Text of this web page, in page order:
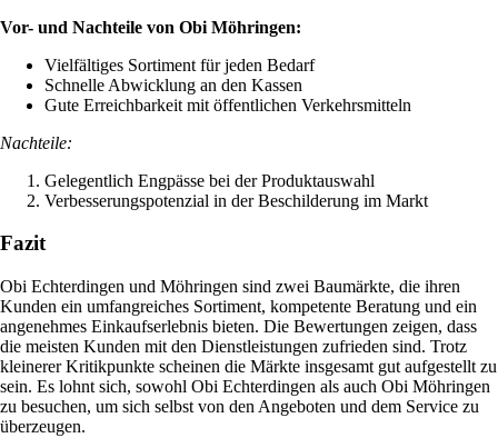
Vor- und Nachteile von Obi Möhringen:
Vielfältiges Sortiment für jeden Bedarf
Schnelle Abwicklung an den Kassen
Gute Erreichbarkeit mit öffentlichen Verkehrsmitteln
Nachteile:
Gelegentlich Engpässe bei der Produktauswahl
Verbesserungspotenzial in der Beschilderung im Markt
Fazit
Obi Echterdingen und Möhringen sind zwei Baumärkte, die ihren
Kunden ein umfangreiches Sortiment, kompetente Beratung und ein
angenehmes Einkaufserlebnis bieten. Die Bewertungen zeigen, dass
die meisten Kunden mit den Dienstleistungen zufrieden sind. Trotz
kleinerer Kritikpunkte scheinen die Märkte insgesamt gut aufgestellt zu
sein. Es lohnt sich, sowohl Obi Echterdingen als auch Obi Möhringen
zu besuchen, um sich selbst von den Angeboten und dem Service zu
überzeugen.